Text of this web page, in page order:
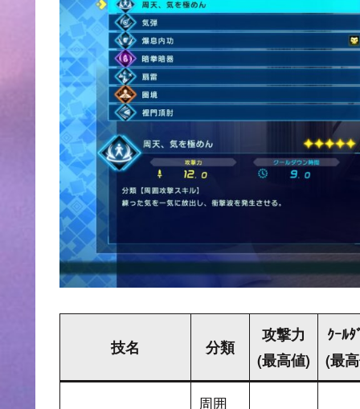
技名 分類
攻撃力
(最高値)
ｸｰﾙ
(最
周囲